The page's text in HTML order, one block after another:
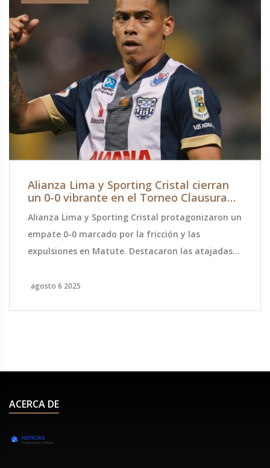
Alianza Lima y Sporting Cristal cierran
un 0-0 vibrante en el Torneo Clausura
Alianza Lima y Sporting Cristal protagonizaron un
empate 0-0 marcado por la fricción y las
expulsiones en Matute. Destacaron las atajadas
mientras ambos equipos conservan posiciones
agosto 6 2025
ACERCA DE